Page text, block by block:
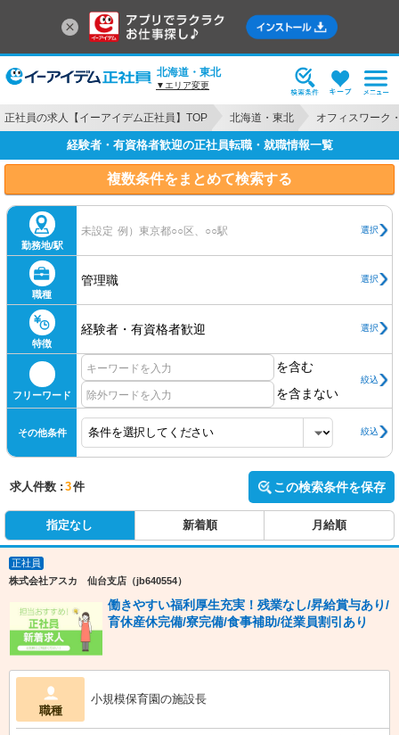
北海道・東北
▼エリア変更
正社員の求人【イーアイデム正社員】TOP 北海道・東北 オフィスワーク
経験者・有資格者歓迎の正社員転職・就職情報一覧
複数条件をまとめて検索する
勤務地/駅
未設定 例）東京都○○区、○○駅 選択
職種
管理職 選択
特徴
経験者・有資格者歓迎 選択
フリーワード
を含む
を含まない
絞込
その他条件 絞込
求人件数 : 3件 この検索条件を保存
指定なし 新着順 月給順
正社員
株式会社アスカ 仙台支店（jb640554）
働きやすい福利厚生充実！残業なし/昇給賞与あり/
育休産休完備/寮完備/食事補助/従業員割引あり
職種
小規模保育園の施設長